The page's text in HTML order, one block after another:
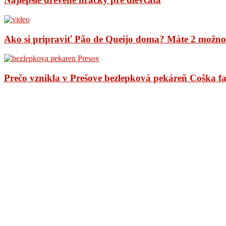
Ako si pripraviť Pão de Queijo doma? Máte 2
Prečo vznikla v Prešove bezlepková pekáreň Coška